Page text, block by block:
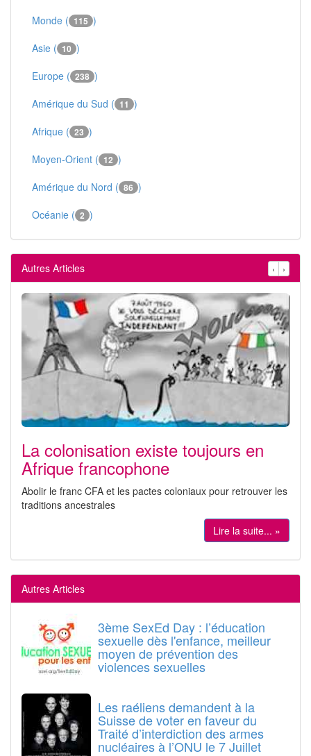
Monde ( 115 )
Asie ( 10 )
Europe ( 238 )
Amérique du Sud ( 11 )
Afrique ( 23 )
Moyen-Orient ( 12 )
Amérique du Nord ( 86 )
Océanie ( 2 )
Autres Articles ‹ ›
La colonisation existe toujours en
Afrique francophone
Abolir le franc CFA et les pactes coloniaux pour retrouver les
traditions ancestrales
Lire la suite... »
Autres Articles
3ème SexEd Day : l’éducation
sexuelle dès l'enfance, meilleur
moyen de prévention des
violences sexuelles
Les raéliens demandent à la
Suisse de voter en faveur du
Traité d’interdiction des armes
nucléaires à l’ONU le 7 Juillet